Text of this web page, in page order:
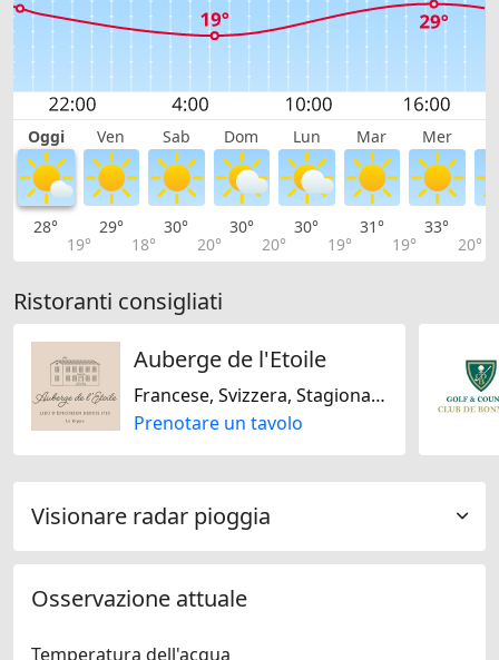
Oggi Ven Sab Dom Lun Mar Mer
28°
19°
29°
18°
30°
20°
30°
20°
30°
19°
31°
19°
33°
20°
Ristoranti consigliati
Auberge de l'Etoile
Francese, Svizzera, Stagionale, Piatti biologici, Senza glutine, Senza noci, Senza soja, Senza lattosio
Prenotare un tavolo
Visionare radar pioggia
Osservazione attuale
Temperatura dell'acqua